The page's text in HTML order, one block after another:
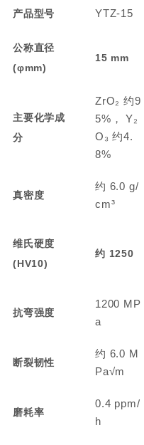
产品型号 YTZ-15
公称直径
(φmm)
15 mm
主要化学成
分
ZrO₂ 约9
5%， Y₂
O₃ 约4.
8%
真密度
约 6.0 g/
cm³
维氏硬度
(HV10)
约 1250
抗弯强度
1200 MP
a
断裂韧性
约 6.0 M
Pa√m
磨耗率
0.4 ppm/
h